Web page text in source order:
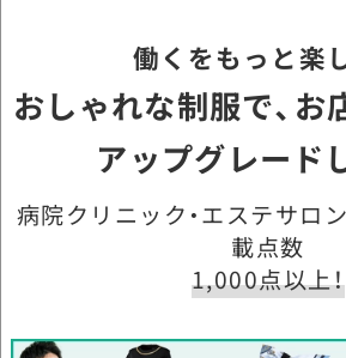
働くをもっと楽
おしゃれな制服で、お
アップグレード
病院クリニック・エステサロ
載点数
1,000点以上！